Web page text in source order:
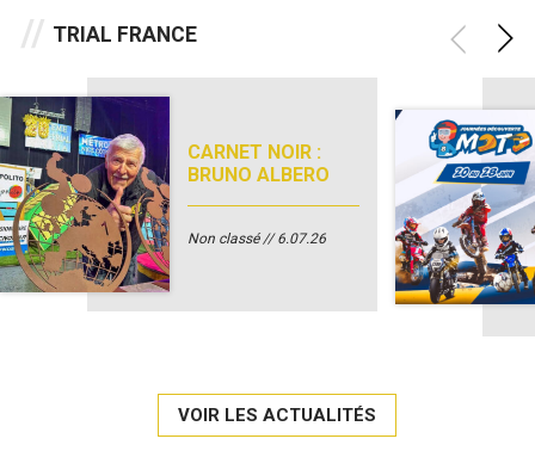
TRIAL FRANCE
CARNET NOIR :
BRUNO ALBERO
Non classé 6.07.26
VOIR LES ACTUALITÉS